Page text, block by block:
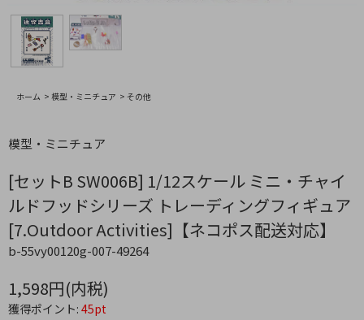
ホーム > 模型・ミニチュア > その他
模型・ミニチュア
[セットB SW006B] 1/12スケール ミニ・チャイ
ルドフッドシリーズ トレーディングフィギュア
[7.Outdoor Activities]【ネコポス配送対応】
b-55vy00120g-007-49264
1,598円(内税)
獲得ポイント: 45pt